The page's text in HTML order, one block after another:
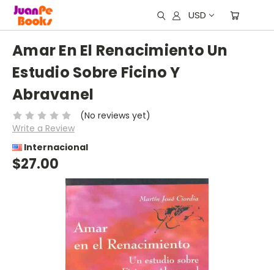
USD
Amar En El Renacimiento Un
Estudio Sobre Ficino Y
Abravanel
(No reviews yet)
Write a Review
Internacional
$27.00